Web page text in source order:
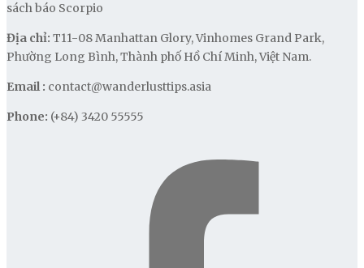
sách báo Scorpio
Địa chỉ: T11-08 Manhattan Glory, Vinhomes Grand Park,
Phường Long Bình, Thành phố Hồ Chí Minh, Việt Nam.
Email : contact@wanderlusttips.asia
Phone: (+84) 3420 55555